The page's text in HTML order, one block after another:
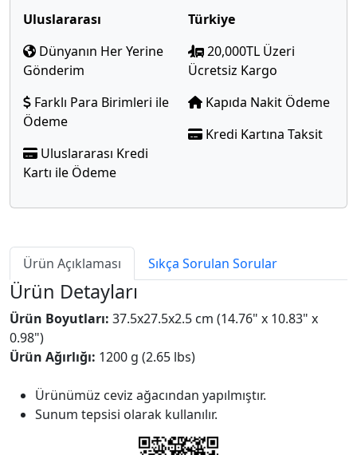
Uluslararası
Dünyanın Her Yerine
Gönderim
Farklı Para Birimleri ile
Ödeme
Uluslararası Kredi
Kartı ile Ödeme
Türkiye
20,000TL Üzeri
Ücretsiz Kargo
Kapıda Nakit Ödeme
Kredi Kartına Taksit
Ürün Açıklaması Sıkça Sorulan Sorular
Ürün Detayları
Ürün Boyutları: 37.5x27.5x2.5 cm (14.76" x 10.83" x
0.98")
Ürün Ağırlığı: 1200 g (2.65 lbs)
Ürünümüz ceviz ağacından yapılmıştır.
Sunum tepsisi olarak kullanılır.